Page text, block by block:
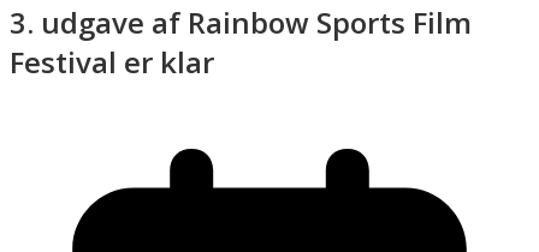
3. udgave af Rainbow Sports Film
Festival er klar